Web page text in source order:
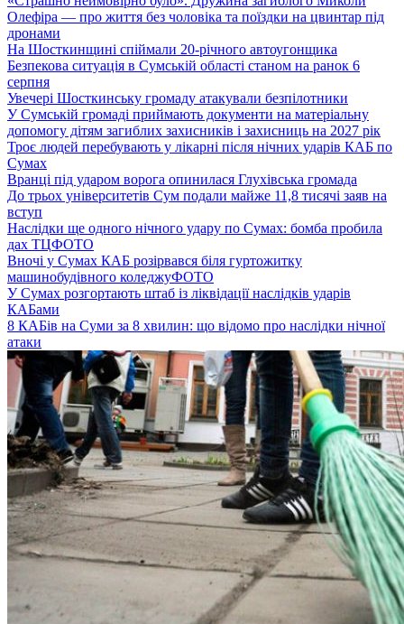
Олефіра — про життя без чоловіка та поїздки на цвинтар під
дронами
На Шосткинщині спіймали 20-річного автоугонщика
Безпекова ситуація в Сумській області станом на ранок 6
серпня
Увечері Шосткинську громаду атакували безпілотники
У Сумській громаді приймають документи на матеріальну
допомогу дітям загиблих захисників і захисниць на 2027 рік
Троє людей перебувають у лікарні після нічних ударів КАБ по
Сумах
Вранці під ударом ворога опинилася Глухівська громада
До трьох університетів Сум подали майже 11,8 тисячі заяв на
вступ
Наслідки ще одного нічного удару по Сумах: бомба пробила
дах ТЦФОТО
Вночі у Сумах КАБ розірвався біля гуртожитку
машинобудівного коледжуФОТО
У Сумах розгортають штаб із ліквідації наслідків ударів
КАБами
8 КАБів на Суми за 8 хвилин: що відомо про наслідки нічної
атаки